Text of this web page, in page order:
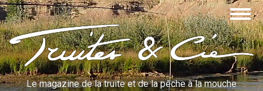
Aller
au
contenu
principalTruites & Cie
Le magazine de la truite et de la pêche à la mouche